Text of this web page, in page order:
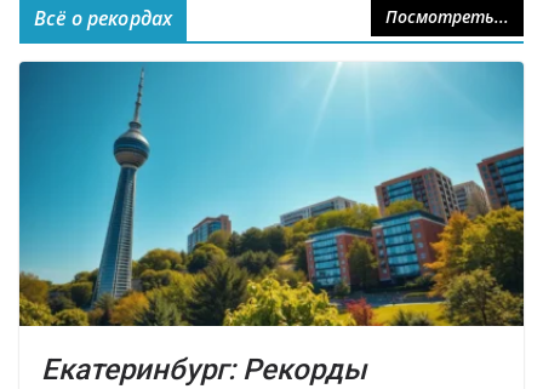
Всё о рекордах Посмотреть...
Екатеринбург: Рекорды